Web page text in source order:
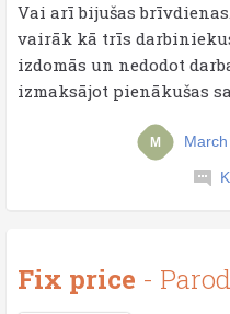
Vai arī bijušas
vairāk kā trīs
izdomās un nedodot
izmaksājot pienākušas
M
Fix price -